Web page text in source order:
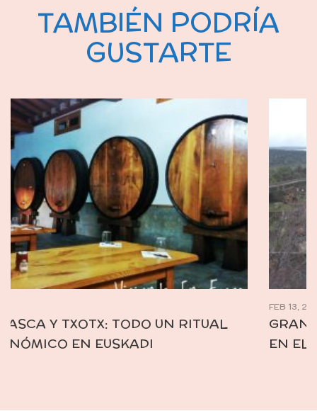
TAMBIÉN PODRÍA
GUSTARTE
GRANADILLA, UN PUEBLO ABANDONADO
EN EL EMBALSE DE GABRIEL Y GALÁN